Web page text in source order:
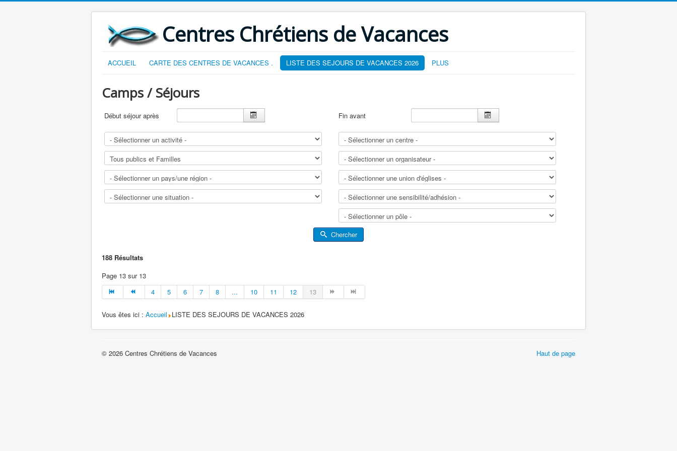
Centres Chrétiens de Vacances
ACCUEIL CARTE DES CENTRES DE VACANCES . LISTE DES SEJOURS DE VACANCES 2026 PLUS
Camps / Séjours
Début séjour après Fin avant
Chercher
188 Résultats
Page 13 sur 13
4
5 6 7 8 ... 10 11 12 13
Vous êtes ici : Accueil LISTE DES SEJOURS DE VACANCES 2026
Haut de page
© 2026 Centres Chrétiens de Vacances